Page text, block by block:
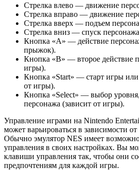
Стрелка влево — движение
Стрелка вправо — движение
Стрелка вверх — подъем
Стрелка вниз — спуск
Кнопка «A» — действие
прыжок).
Кнопка «B» — второе действие
игры).
Кнопка «Start» — старт игры или
от игры).
Кнопка «Select» — выбор
персонажа (зависит от игры).
Управление играми на Nintendo
может варьироваться в зависимости
Обычно эмулятор NES имеет
управления в своих настройках. Вы
клавиши управления так, чтобы они
предпочтениям для каждой игры.